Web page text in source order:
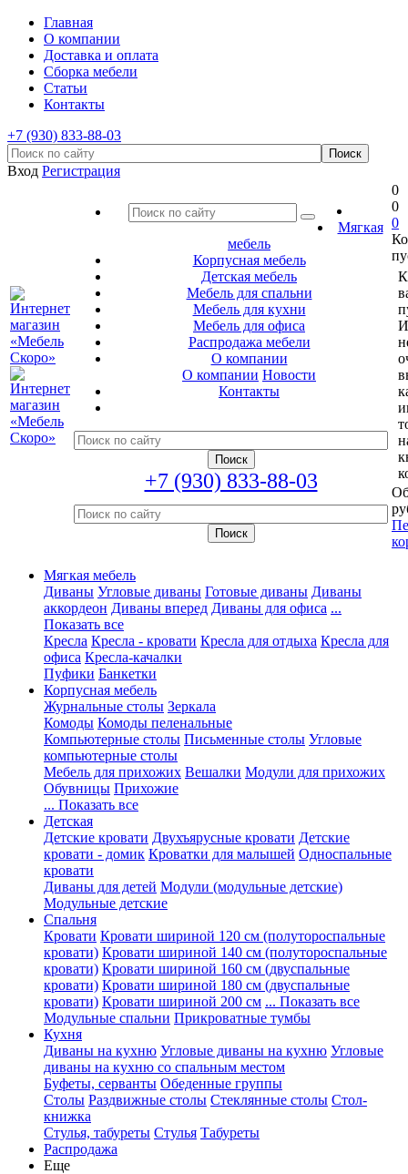
Главная
О компании
Доставка и оплата
Сборка мебели
Статьи
Контакты
+7 (930) 833-88-03
Вход Регистрация
Мягкая
мебель
Корпусная мебель
Детская мебель
Мебель для спальни
Мебель для кухни
Мебель для офиса
Распродажа мебели
О компании
О компании Новости
Контакты
+7 (930) 833-88-03
0
0
0
Мягкая мебель
Диваны Угловые диваны Готовые диваны Диваны
аккордеон Диваны вперед Диваны для офиса ...
Показать все
Кресла Кресла - кровати Кресла для отдыха Кресла для
офиса Кресла-качалки
Пуфики Банкетки
Корпусная мебель
Журнальные столы Зеркала
Комоды Комоды пеленальные
Компьютерные столы Письменные столы Угловые
компьютерные столы
Мебель для прихожих Вешалки Модули для прихожих
Обувницы Прихожие
... Показать все
Детская
Детские кровати Двухъярусные кровати Детские
кровати - домик Кроватки для малышей Односпальные
кровати
Диваны для детей Модули (модульные детские)
Модульные детские
Спальня
Кровати Кровати шириной 120 см (полутороспальные
кровати) Кровати шириной 140 см (полутороспальные
кровати) Кровати шириной 160 см (двуспальные
кровати) Кровати шириной 180 см (двуспальные
кровати) Кровати шириной 200 см ... Показать все
Модульные спальни Прикроватные тумбы
Кухня
Диваны на кухню Угловые диваны на кухню Угловые
диваны на кухню со спальным местом
Буфеты, серванты Обеденные группы
Столы Раздвижные столы Стеклянные столы Стол-
книжка
Стулья, табуреты Стулья Табуреты
Распродажа
Еще